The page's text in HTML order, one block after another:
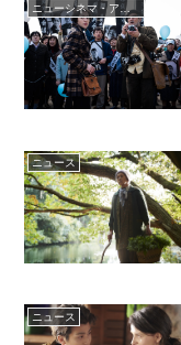
ニューシネマ・アナリティクス
ニュース
ニュース